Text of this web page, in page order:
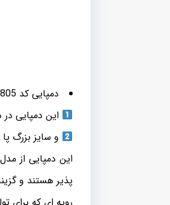
دمپایی کد 805 است.
این دمپایی در دو
و سایز بزرگ پا 46 تا 48 تولید می شود.
پذیر هستند و